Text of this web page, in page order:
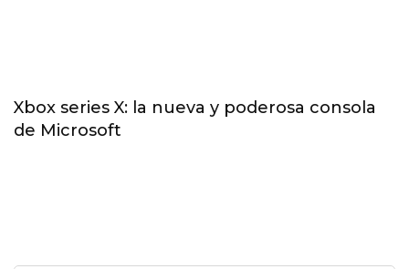
Xbox series X: la nueva y poderosa consola
de Microsoft